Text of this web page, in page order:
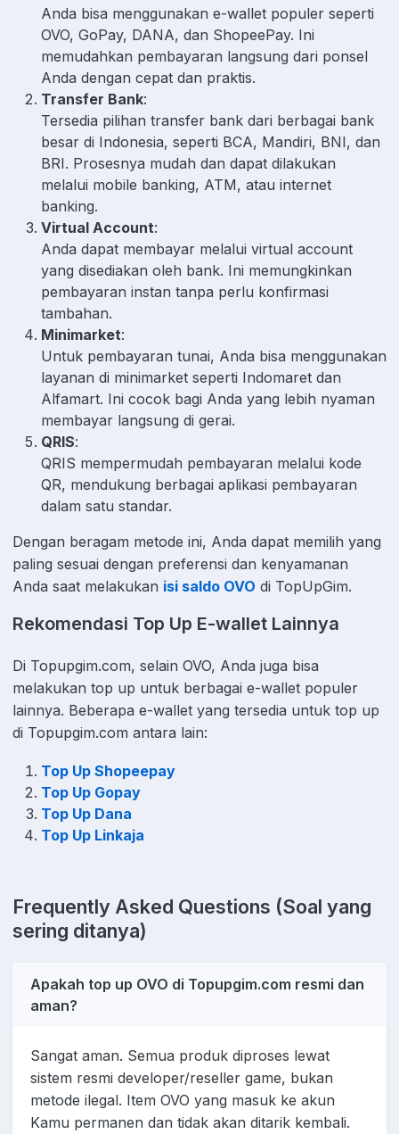
Anda bisa menggunakan e-wallet populer seperti
OVO, GoPay, DANA, dan ShopeePay. Ini
memudahkan pembayaran langsung dari ponsel
Anda dengan cepat dan praktis.
Transfer Bank:
Tersedia pilihan transfer bank dari berbagai bank
besar di Indonesia, seperti BCA, Mandiri, BNI, dan
BRI. Prosesnya mudah dan dapat dilakukan
melalui mobile banking, ATM, atau internet
banking.
Virtual Account:
Anda dapat membayar melalui virtual account
yang disediakan oleh bank. Ini memungkinkan
pembayaran instan tanpa perlu konfirmasi
tambahan.
Minimarket:
Untuk pembayaran tunai, Anda bisa menggunakan
layanan di minimarket seperti Indomaret dan
Alfamart. Ini cocok bagi Anda yang lebih nyaman
membayar langsung di gerai.
QRIS:
QRIS mempermudah pembayaran melalui kode
QR, mendukung berbagai aplikasi pembayaran
dalam satu standar.
Dengan beragam metode ini, Anda dapat memilih yang
paling sesuai dengan preferensi dan kenyamanan
Anda saat melakukan isi saldo OVO di TopUpGim.
Rekomendasi Top Up E-wallet Lainnya
Di Topupgim.com, selain OVO, Anda juga bisa
melakukan top up untuk berbagai e-wallet populer
lainnya. Beberapa e-wallet yang tersedia untuk top up
di Topupgim.com antara lain:
Top Up Shopeepay
Top Up Gopay
Top Up Dana
Top Up Linkaja
Frequently Asked Questions (Soal yang
sering ditanya)
Apakah top up OVO di Topupgim.com resmi dan
aman?
Sangat aman. Semua produk diproses lewat
sistem resmi developer/reseller game, bukan
metode ilegal. Item OVO yang masuk ke akun
Kamu permanen dan tidak akan ditarik kembali.